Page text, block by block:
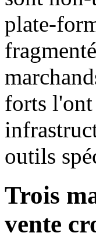
plate-
forts l'ont
outils
Trois
vente